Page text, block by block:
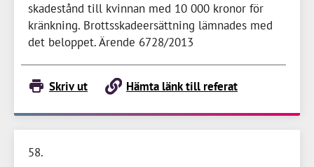
skadestånd till kvinnan med 10 000 kronor för
kränkning. Brottsskadeersättning lämnades med
det beloppet. Ärende 6728/2013
Skriv ut Hämta länk till referat
58